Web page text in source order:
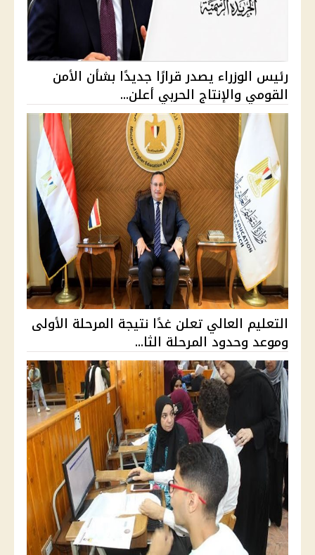
رئيس الوزراء يصدر قرارًا جديدًا بشأن الأمن
القومي والإنتاج الحربي أعلن...
التعليم العالي تعلن غدًا نتيجة المرحلة الأولى
وموعد وحدود المرحلة الثا...